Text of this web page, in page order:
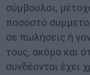
σύμβουλοι,
ποσοστό
σε πωλήσεις ή
τους, ακόμα και
συνδέονται έχει